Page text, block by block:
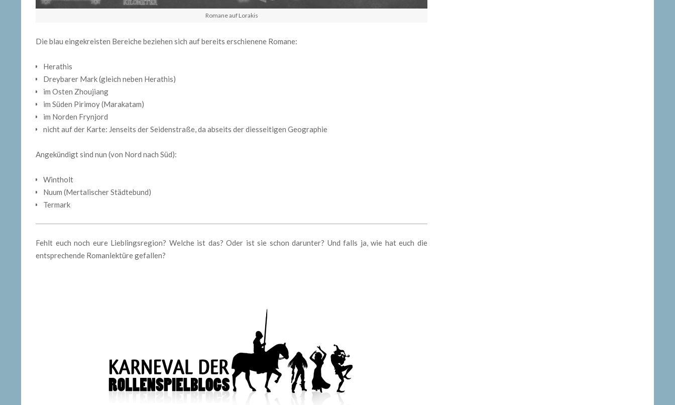
Romane auf Lorakis
Die blau eingekreisten Bereiche beziehen sich auf bereits erschienene Romane:
Herathis
Dreybarer Mark (gleich neben Herathis)
im Osten Zhoujiang
im Süden Pirimoy (Marakatam)
im Norden Frynjord
nicht auf der Karte: Jenseits der Seidenstraße, da abseits der diesseitigen Geographie
Angekündigt sind nun (von Nord nach Süd):
Wintholt
Nuum (Mertalischer Städtebund)
Termark
Fehlt euch noch eure Lieblingsregion? Welche ist das? Oder ist sie schon darunter? Und falls ja, wie hat euch die
entsprechende Romanlektüre gefallen?